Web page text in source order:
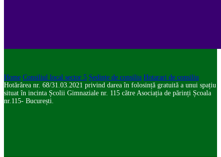
Home Consiliul local sector 5 Ședințe de consiliu Hotarari de consiliu
Hotărârea nr. 68/31.03.2021 privind darea în folosință gratuită a unui spațiu
situat în incinta Școlii Gimnaziale nr. 115 către Asociația de părinți Școala
nr.115- București.